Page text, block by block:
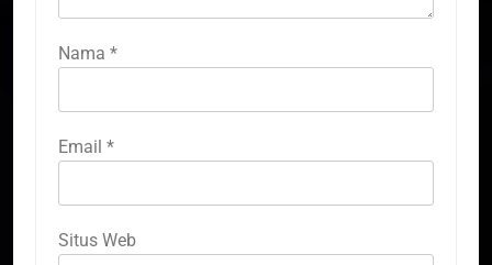
Nama *
Email *
Situs Web